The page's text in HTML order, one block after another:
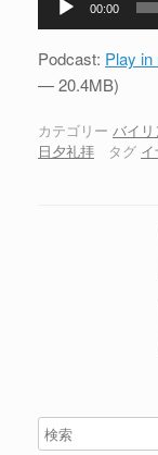
プ
ヤ
ー
00:00
Podcast: Play in
— 20.4MB)
カテゴリー バイ
日夕礼拝 タグ